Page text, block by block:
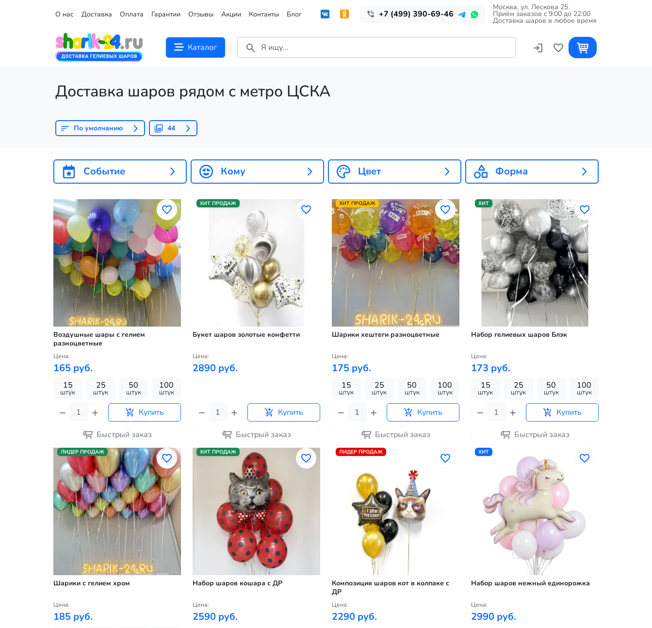
О нас Доставка Оплата Гарантии Отзывы Акции Контакты Блог +7 (499) 390-69-46
Москва, ул. Лескова 25
Приём заказов c 9:00 до 22:00
Доставка шаров в любое время
Каталог
Доставка шаров рядом с метро ЦСКА
По умолчанию 44
Событие Кому Цвет Форма
Воздушные шары с гелием
разноцветные
Цена:
165 руб.
15
штук
25
штук
50
штук
100
штук
Купить
Быстрый заказ
ХИТ ПРОДАЖ
Букет шаров золотые конфетти
Цена:
2890 руб.
Купить
Быстрый заказ
ХИТ ПРОДАЖ
Шарики хештеги разноцветные
Цена:
175 руб.
15
штук
25
штук
50
штук
100
штук
Купить
Быстрый заказ
ХИТ
Набор гелиевых шаров Блэк
Цена:
173 руб.
15
штук
25
штук
50
штук
100
штук
Купить
Быстрый заказ
ЛИДЕР ПРОДАЖ
Шарики с гелием хром
Цена:
185 руб.
ХИТ ПРОДАЖ
Набор шаров кошара с ДР
Цена:
2590 руб.
ЛИДЕР ПРОДАЖ
Композиция шаров кот в колпаке с
ДР
Цена:
2290 руб.
ХИТ
Набор шаров нежный единорожка
Цена:
2990 руб.